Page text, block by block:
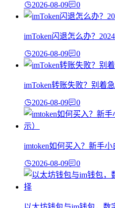
2026-08-09 0
imToken闪退怎么办？
2026-08-09 0
imToken转账失败？别着
2026-08-09 0
imtoken如何买入？新手
2026-08-09 0